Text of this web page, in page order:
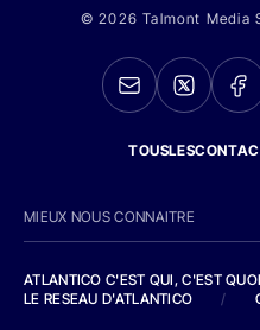
© 2026 Talmont Media
MIEUX NOUS CONNAITRE
ATLANTICO C'EST QUI, C'EST
LE RESEAU D'ATLANTICO
/